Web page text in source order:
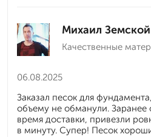
Михаил Земской
Качественные
06.08.2025
Заказал песок для
объему не обманули. Заранее
время доставки, привезли
в минуту. Супер! Песок